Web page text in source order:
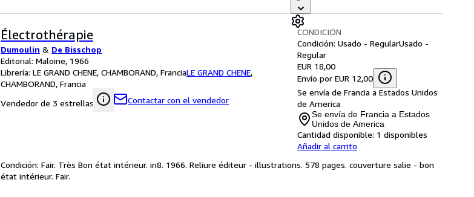
Électrothérapie
Dumoulin & De Bisschop
Editorial: Maloine, 1966
Librería: LE GRAND CHENE, CHAMBORAND, FranciaLE GRAND CHENE,
CHAMBORAND, Francia
Vendedor de 3 estrellas
Contactar con el vendedor
CONDICIÓN
Condición: Usado - RegularUsado -
Regular
EUR 18,00
Envío por EUR 12,00
Se envía de Francia a Estados Unidos
de America
Se envía de Francia a Estados
Unidos de America
Cantidad disponible: 1 disponibles
Añadir al carrito
Condición: Fair. Très Bon état intérieur. in8. 1966. Reliure éditeur - illustrations. 578 pages. couverture salie - bon
état intérieur. Fair.